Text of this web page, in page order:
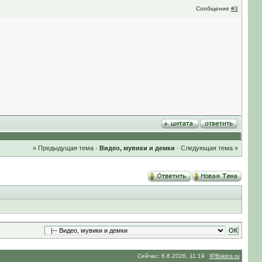
Сообщение #3
« Предыдущая тема ·Видео, мувики и демки ·Следующая тема »
Сейчас: 6.8.2026, 11:19 IPBskins.ru